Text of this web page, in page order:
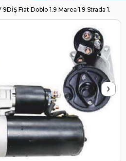
Fiat Doblo 1.9 Marea 1.9 Strada 1.9
›